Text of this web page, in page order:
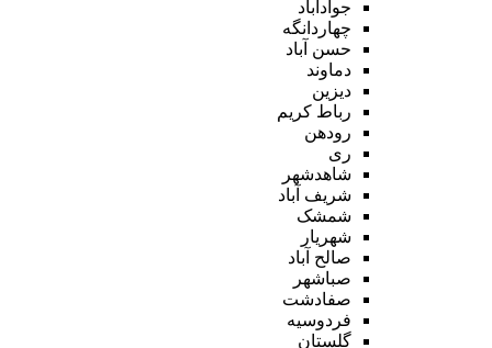
جوادآباد
چهاردانگه
حسن آباد
دماوند
دیزین
رباط کریم
رودهن
ری
شاهدشهر
شریف آباد
شمشک
شهریار
صالح آباد
صباشهر
صفادشت
فردوسیه
گلستان